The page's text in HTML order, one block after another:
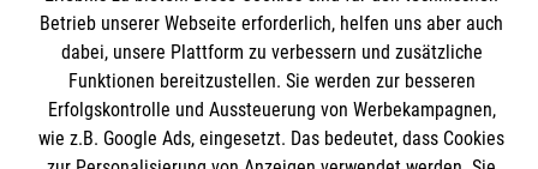
Angebote & Leistungen
Kursangebote
Mitarbeiten
Stellenangebote
Informationen
Kontakt
Presse und Medien
Betrieb unserer Webseite erforderlich, helfen uns aber auch
dabei, unsere Plattform zu verbessern und zusätzliche
Funktionen bereitzustellen. Sie werden zur besseren
Erfolgskontrolle und Aussteuerung von Werbekampagnen,
wie z.B. Google Ads, eingesetzt. Das bedeutet, dass Cookies